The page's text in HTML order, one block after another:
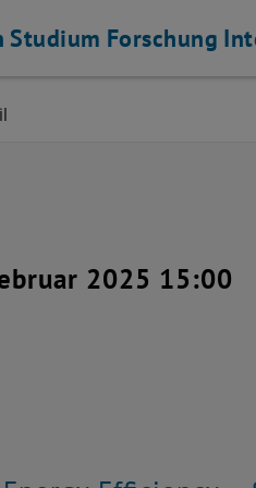
Studium Forschung
2025 15:00